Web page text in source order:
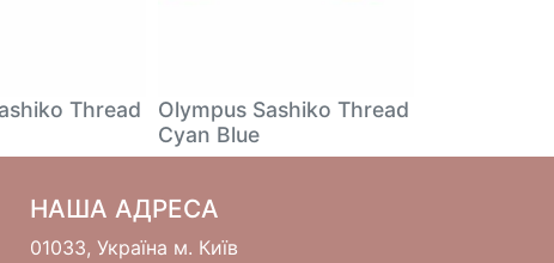
Thread
Olympus Sashiko Thread
Cyan Blue
НАША АДРЕСА
01033, Україна м. Київ